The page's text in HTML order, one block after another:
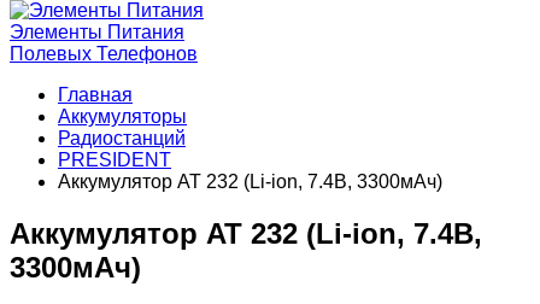
Элементы Питания
Полевых Телефонов
Главная
Аккумуляторы
Радиостанций
PRESIDENT
Аккумулятор AT 232 (Li-ion, 7.4В, 3300мАч)
Аккумулятор AT 232 (Li-ion, 7.4В,
3300мАч)